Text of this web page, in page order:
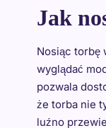
Jak
Nosiąc torbę
wyglądać
pozwala
że torba nie
luźno